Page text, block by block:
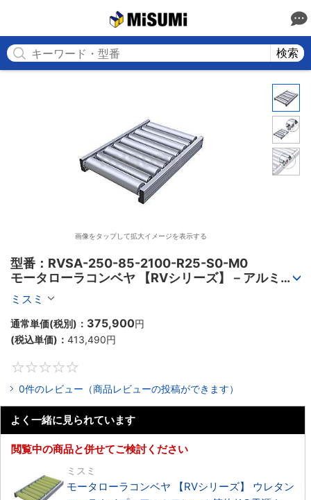
検索
画像をタップして拡大イメージを表示する
型番：RVSA-250-85-2100-R25-S0-M0
モータローラコンベヤ 【RVシリーズ】－アルミフ
レーム筐体/AC電源タイプ－
ミスミ
通常単価(税別)： 375,900円
(税込単価)： 413,490円
0件のレビュー（商品レビューの投稿ができます）
よく一緒に見られています
閲覧中の商品と併せてご検討ください
ミスミ
モータローラコンベヤ 【RVシリーズ】 ウレタン